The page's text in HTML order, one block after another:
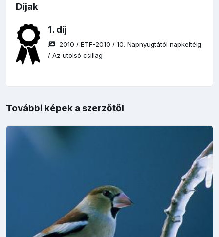
Díjak
1. díj
2010 /ETF-2010 /10. Napnyugtától napkeltéig
/Az utolsó csillag
További képek a szerzőtől